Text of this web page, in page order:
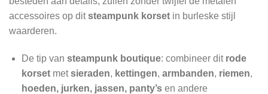
accessoires op ditsteampunk korset in burleske stijl
waarderen.
De tip van steampunk boutique: combineer dit rode
korsetmetsieraden, kettingen, armbanden, riemen,
hoeden, jurken, jassen, panty’sen andere